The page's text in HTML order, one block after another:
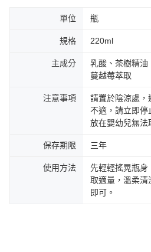
單位 瓶
規格 220ml
主成分
乳酸、茶樹精油
蔓越莓萃取
注意事項
請置於陰涼處，
不適，請立即停
放在嬰幼兒無法
保存期限 三年
使用方法
先輕輕搖晃瓶身
取適量，溫柔清
即可。